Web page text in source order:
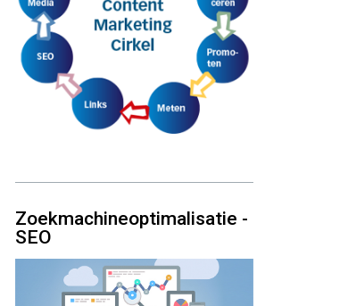
Zoekmachineoptimalisatie -
SEO